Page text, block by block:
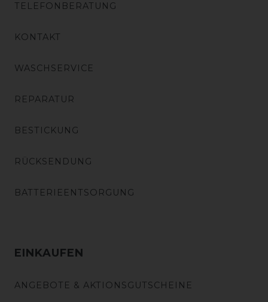
TELEFONBERATUNG
KONTAKT
WASCHSERVICE
REPARATUR
BESTICKUNG
RÜCKSENDUNG
BATTERIEENTSORGUNG
EINKAUFEN
ANGEBOTE & AKTIONSGUTSCHEINE